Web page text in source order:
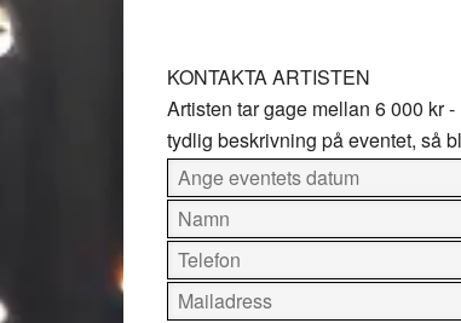
KONTAKTA ARTISTEN
Artisten tar gage mellan 6 000 kr
tydlig beskrivning på eventet, så